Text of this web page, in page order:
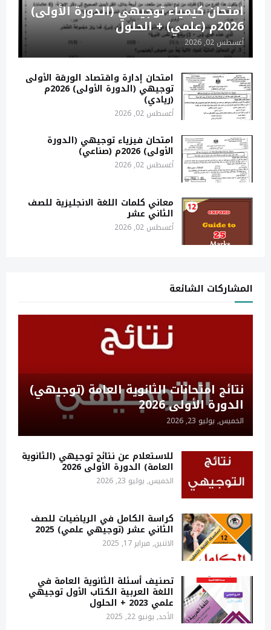
امتحان كيمياء توجيهي (الدورة الأولى)
2026م (علمي) + الحلول
أغسطس 02, 2026
امتحان إدارة واقتصاد الورقة الأولى
توجيهي (الدورة الأولى) 2026م
(ريادي)
أغسطس 02, 2026
امتحان فيزياء توجيهي (الدورة
الأولى) 2026م (صناعي)
أغسطس 02, 2026
معاني كلمات اللغة الانجليزية للصف
الثاني عشر
أغسطس 02, 2026
المشاركات الشائعة
نتائج امتحانات الثانوية العامة (توجيهي)
الدورة الأولى 2026
الخميس, يوليو 23, 2026
للاستعلام عن نتائج توجيهي (الثانوية
العامة) الدورة الأولى 2026
الخميس, يوليو 23, 2026
كراسة الكامل في الرياضيات للصف
الثاني عشر (توجيهي علمي) 2025
الاثنين, فبراير 17, 2025
تصنيف أسئلة الثانوية العامة في
اللغة العربية الكتاب الأول توجيهي
علمي 2023 + الحلول
الأحد, يونيو 22, 2025